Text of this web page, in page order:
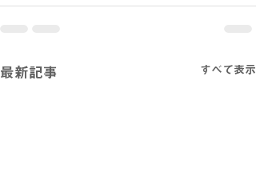
最新記事 すべて表示